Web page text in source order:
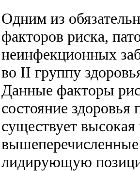
Одним из
факторов риска,
неинфекционных
во II группу
Данные факторы
состояние
существует
лидирующую